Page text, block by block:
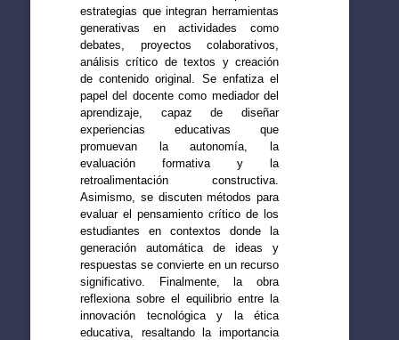
estrategias que integran herramientas
generativas en actividades como
debates, proyectos colaborativos,
análisis crítico de textos y creación
de contenido original. Se enfatiza el
papel del docente como mediador del
aprendizaje, capaz de diseñar
experiencias educativas que
promuevan la autonomía, la
evaluación formativa y la
retroalimentación constructiva.
Asimismo, se discuten métodos para
evaluar el pensamiento crítico de los
estudiantes en contextos donde la
generación automática de ideas y
respuestas se convierte en un recurso
significativo. Finalmente, la obra
reflexiona sobre el equilibrio entre la
innovación tecnológica y la ética
educativa, resaltando la importancia